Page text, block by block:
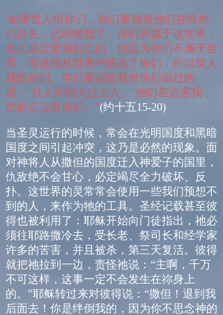
“如果世人恨你们，你们要知道他们在恨你
们以先，已经恨我了。你们若属于这世界，
世人必定爱属自己的；但因为你们不属于世
界，而是我从世界中拣选了你们，所以世人
就恨你们。你们要记住我对你们说过的
话：‘仆人不能大过主人。’他们若迫害我，
也必定迫害你们。”(约十五15-20)
当圣灵运行的时候，常会在光明国度和黑暗
国度之间引起冲突，这乃是必然的现象。面
对神将人从撒但的国度迁入神爱子的国里，
仇敌绝不会甘心，必定竭尽全力破坏、反
扑。这世界的灵常常会使用一些我们预想不
到的人，来作为牠的工具。圣经记载甚至彼
得也被利用了：耶稣开始向门徒指出，祂必
须往耶路撒冷去，受长老、祭司长和经学家
许多的苦害，并且被杀，第三天复活。彼得
就把祂拉到一边，责怪祂说： “主啊，千万
不可这样，这事一定不会发生在祢身上
的。 ”耶稣转过来对彼得说： “撒但！退到我
后面去！你是绊倒我的，因为你不思念神的